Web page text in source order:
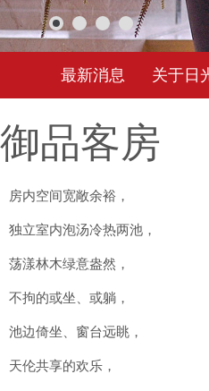
最新消息 关于日
御品客房
房内空间宽敞余裕，
独立室内泡汤冷热两池，
荡漾林木绿意盎然，
不拘的或坐、或躺，
池边倚坐、窗台远眺，
天伦共享的欢乐，